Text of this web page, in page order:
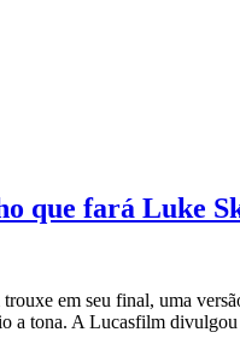
que fará Luke
em seu final, uma
a tona. A Lucasfilm